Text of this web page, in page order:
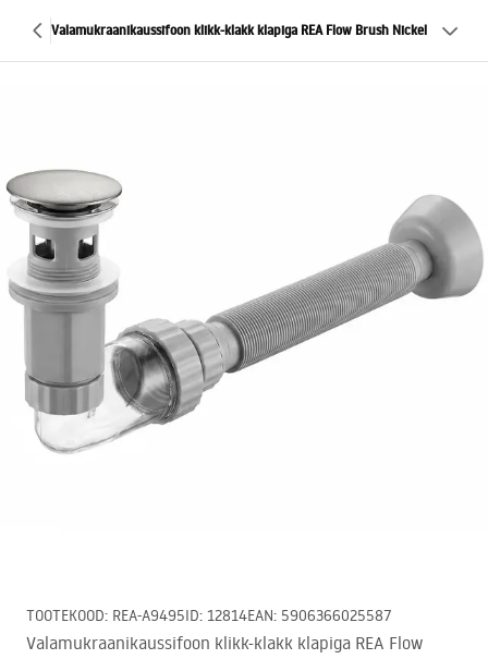
Valamukraanikaussifoon klikk-klakk klapiga REA Flow Brush Nickel
TOOTEKOOD: REA-A9495ID: 12814EAN: 5906366025587
Valamukraanikaussifoon klikk-klakk klapiga REA Flow